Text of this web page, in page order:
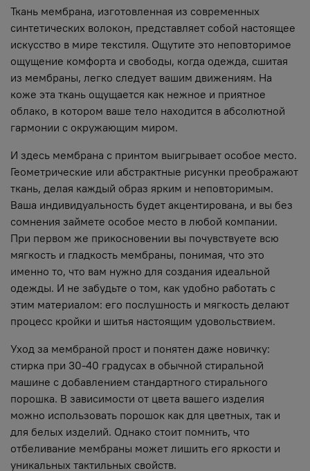
Ткань мембрана, изготовленная из современных
синтетических волокон, представляет собой настоящее
искусство в мире текстиля. Ощутите это неповторимое
ощущение комфорта и свободы, когда одежда, сшитая
из мембраны, легко следует вашим движениям. На
коже эта ткань ощущается как нежное и приятное
облако, в котором ваше тело находится в абсолютной
гармонии с окружающим миром.
И здесь мембрана с принтом выигрывает особое место.
Геометрические или абстрактные рисунки преображают
ткань, делая каждый образ ярким и неповторимым.
Ваша индивидуальность будет акцентирована, и вы без
сомнения займете особое место в любой компании.
При первом же прикосновении вы почувствуете всю
мягкость и гладкость мембраны, понимая, что это
именно то, что вам нужно для создания идеальной
одежды. И не забудьте о том, как удобно работать с
этим материалом: его послушность и мягкость делают
процесс кройки и шитья настоящим удовольствием.
Уход за мембраной прост и понятен даже новичку:
стирка при 30-40 градусах в обычной стиральной
машине с добавлением стандартного стирального
порошка. В зависимости от цвета вашего изделия
можно использовать порошок как для цветных, так и
для белых изделий. Однако стоит помнить, что
отбеливание мембраны может лишить его яркости и
уникальных тактильных свойств.